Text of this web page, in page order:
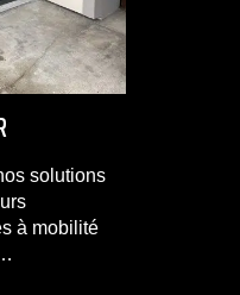
solutions
à mobilité